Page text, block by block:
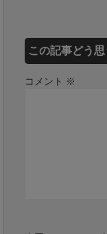
この記事どう
コメント ※